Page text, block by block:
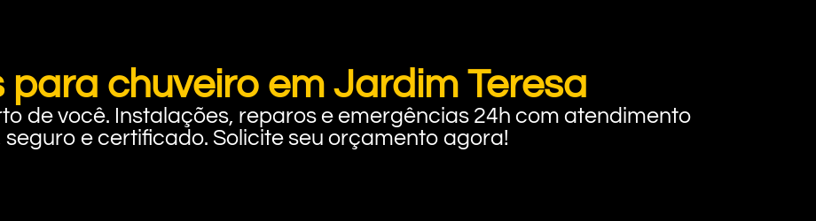
para chuveiro em Jardim Teresa
de você. Instalações, reparos e emergências 24h com atendimento
seguro e certificado. Solicite seu orçamento agora!